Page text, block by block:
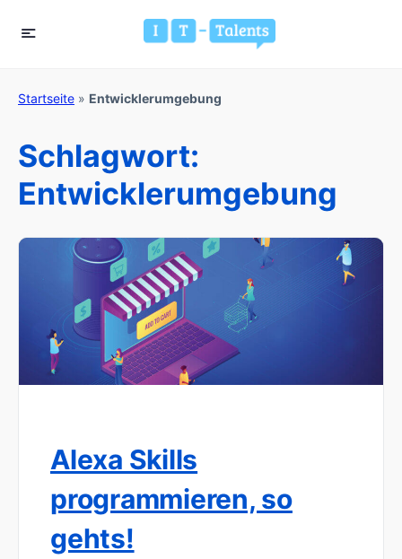
Startseite » Entwicklerumgebung
Schlagwort:
Entwicklerumgebung
Alexa Skills
programmieren, so
gehts!